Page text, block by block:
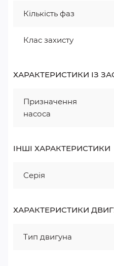
Кількість фаз
Клас захисту
ХАРАКТЕРИСТИКИ ІЗ
Призначення
насоса
ІНШІ ХАРАКТЕРИСТИКИ
Серія
ХАРАКТЕРИСТИКИ
Тип двигуна